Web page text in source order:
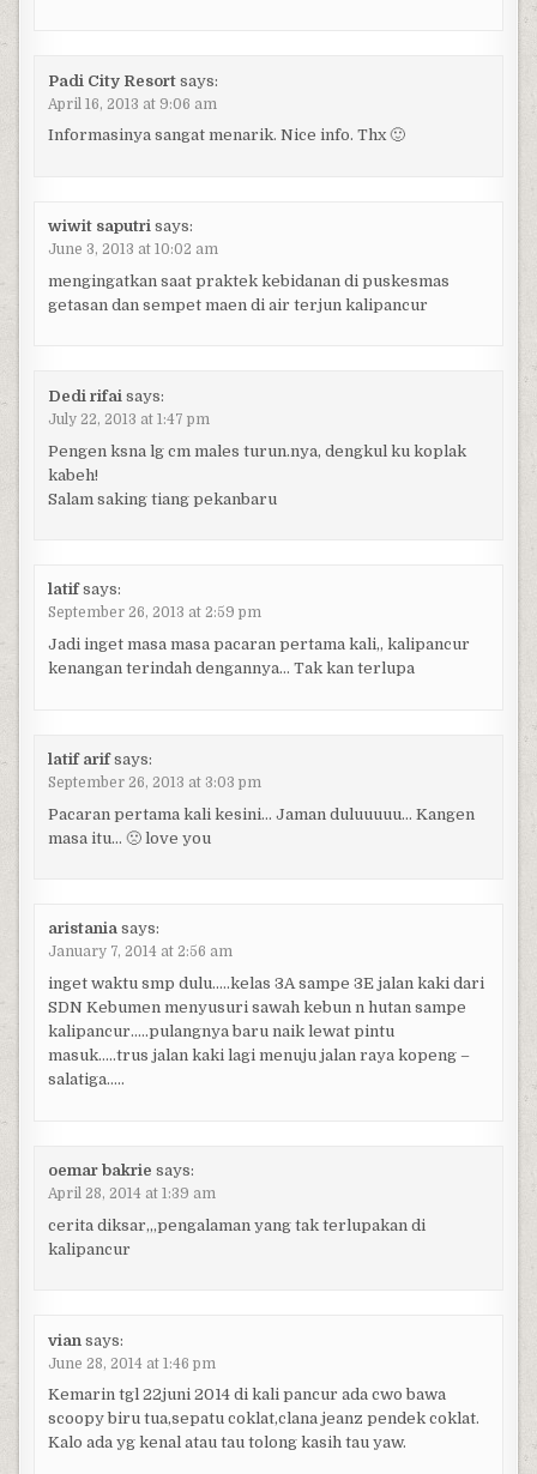
Padi City Resort says:
April 16, 2013 at 9:06 am
Informasinya sangat menarik. Nice info. Thx 🙂
wiwit saputri says:
June 3, 2013 at 10:02 am
mengingatkan saat praktek kebidanan di puskesmas
getasan dan sempet maen di air terjun kalipancur
Dedi rifai says:
July 22, 2013 at 1:47 pm
Pengen ksna lg cm males turun.nya, dengkul ku koplak
kabeh!
Salam saking tiang pekanbaru
latif says:
September 26, 2013 at 2:59 pm
Jadi inget masa masa pacaran pertama kali,, kalipancur
kenangan terindah dengannya… Tak kan terlupa
latif arif says:
September 26, 2013 at 3:03 pm
Pacaran pertama kali kesini… Jaman duluuuuu… Kangen
masa itu… 🙁 love you
aristania says:
January 7, 2014 at 2:56 am
inget waktu smp dulu…..kelas 3A sampe 3E jalan kaki dari
SDN Kebumen menyusuri sawah kebun n hutan sampe
kalipancur…..pulangnya baru naik lewat pintu
masuk…..trus jalan kaki lagi menuju jalan raya kopeng –
salatiga…..
oemar bakrie says:
April 28, 2014 at 1:39 am
cerita diksar,,,pengalaman yang tak terlupakan di
kalipancur
vian says:
June 28, 2014 at 1:46 pm
Kemarin tgl 22juni 2014 di kali pancur ada cwo bawa
scoopy biru tua,sepatu coklat,clana jeanz pendek coklat.
Kalo ada yg kenal atau tau tolong kasih tau yaw.